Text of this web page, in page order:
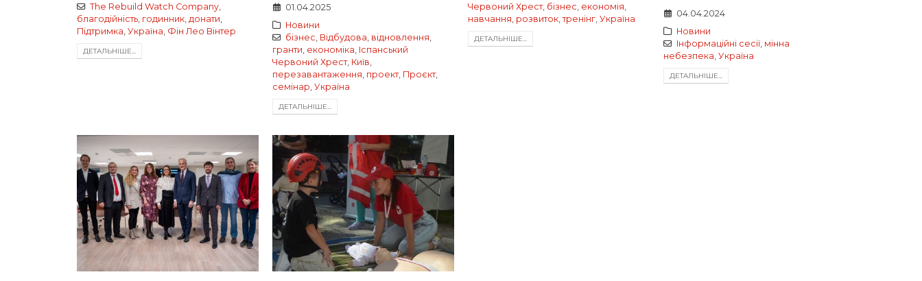
The Rebuild Watch Company,
благодійність годинник донати
Підтримка Україна Фін Лео Вінтер
ДЕТАЛЬНIШЕ...
01.04.2025
Новини
бізнес Відбудова відновлення
гранти економіка Іспанський
Червоний Хрест, Київ
перезавантаження проект, Проєкт,
семінар Україна
ДЕТАЛЬНIШЕ...
Червоний Хрест, бізнес економія
навчання розвиток ,тренінг Україна
ДЕТАЛЬНIШЕ...
04.04.2024
Новини
Інформаційні сесії, мінна
небезпека Україна
ДЕТАЛЬНIШЕ...